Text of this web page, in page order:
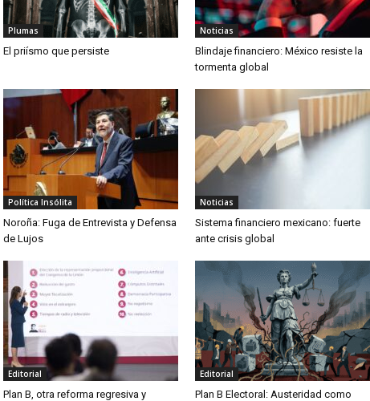
Plumas
El priísmo que persiste
Noticias
Blindaje financiero: México resiste la
tormenta global
Política Insólita
Noroña: Fuga de Entrevista y Defensa
de Lujos
Noticias
Sistema financiero mexicano: fuerte
ante crisis global
Editorial
Plan B, otra reforma regresiva y
Editorial
Plan B Electoral: Austeridad como